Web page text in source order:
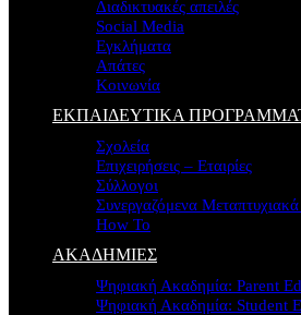
Διαδικτυακές απειλές
Social Media
Εγκλήματα
Απάτες
Κοινωνία
ΕΚΠΑΙΔΕΥΤΙΚΑ
Σχολεία
Επιχειρήσεις – Εταιρίες
Σύλλογοι
Συνεργαζόμενα
How To
ΑΚΑΔΗΜΙΕΣ
Ψηφιακή Ακαδημία: Parent
Ψηφιακή Ακαδημία: Student